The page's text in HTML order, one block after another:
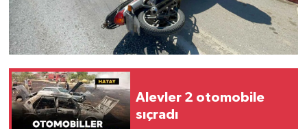
Alevler 2 otomobile
sıçradı